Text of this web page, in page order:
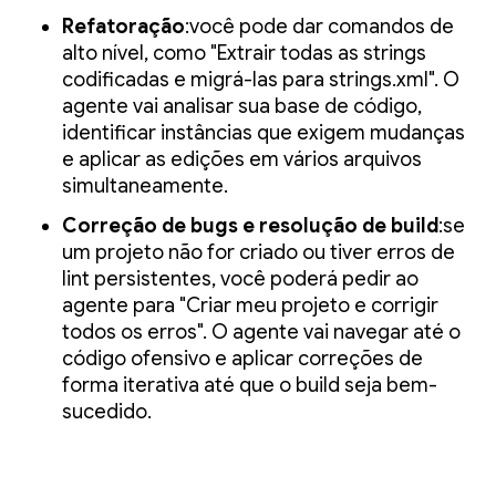
Refatoração:você pode dar comandos de
alto nível, como "Extrair todas as strings
codificadas e migrá-las para strings.xml". O
agente vai analisar sua base de código,
identificar instâncias que exigem mudanças
e aplicar as edições em vários arquivos
simultaneamente.
Correção de bugs e resolução de build:se
um projeto não for criado ou tiver erros de
lint persistentes, você poderá pedir ao
agente para "Criar meu projeto e corrigir
todos os erros". O agente vai navegar até o
código ofensivo e aplicar correções de
forma iterativa até que o build seja bem-
sucedido.